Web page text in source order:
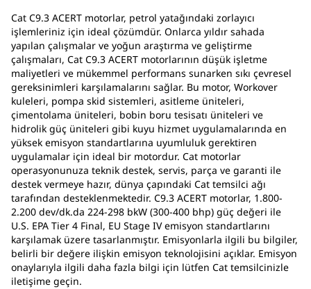
Cat C9.3 ACERT motorlar, petrol yatağındaki zorlayıcı
işlemleriniz için ideal çözümdür. Onlarca yıldır sahada
yapılan çalışmalar ve yoğun araştırma ve geliştirme
çalışmaları, Cat C9.3 ACERT motorlarının düşük işletme
maliyetleri ve mükemmel performans sunarken sıkı çevresel
gereksinimleri karşılamalarını sağlar. Bu motor, Workover
kuleleri, pompa skid sistemleri, asitleme üniteleri,
çimentolama üniteleri, bobin boru tesisatı üniteleri ve
hidrolik güç üniteleri gibi kuyu hizmet uygulamalarında en
yüksek emisyon standartlarına uyumluluk gerektiren
uygulamalar için ideal bir motordur. Cat motorlar
operasyonunuza teknik destek, servis, parça ve garanti ile
destek vermeye hazır, dünya çapındaki Cat temsilci ağı
tarafından desteklenmektedir. C9.3 ACERT motorlar, 1.800-
2.200 dev/dk.da 224-298 bkW (300-400 bhp) güç değeri ile
U.S. EPA Tier 4 Final, EU Stage IV emisyon standartlarını
karşılamak üzere tasarlanmıştır. Emisyonlarla ilgili bu bilgiler,
belirli bir değere ilişkin emisyon teknolojisini açıklar. Emisyon
onaylarıyla ilgili daha fazla bilgi için lütfen Cat temsilcinizle
iletişime geçin.